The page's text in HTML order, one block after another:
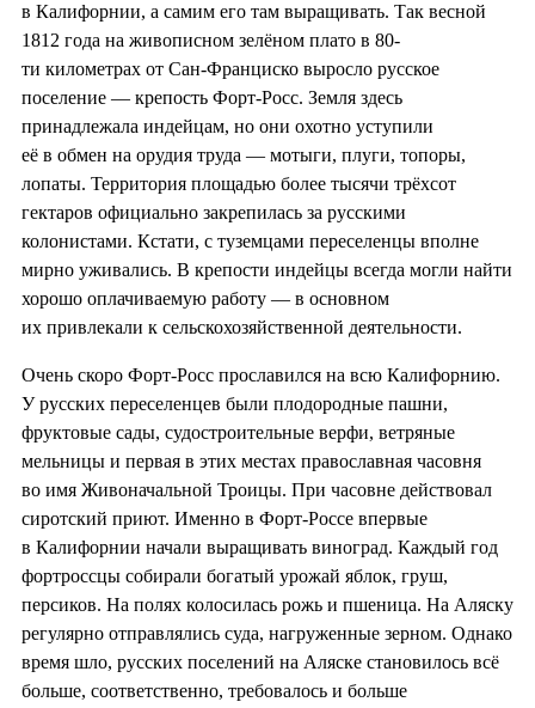
в Калифорнии, а самим его там выращивать. Так весной
1812 года на живописном зелёном плато в 80-
ти километрах от Сан-Франциско выросло русское
поселение — крепость Форт-Росс. Земля здесь
принадлежала индейцам, но они охотно уступили
её в обмен на орудия труда — мотыги, плуги, топоры,
лопаты. Территория площадью более тысячи трёхсот
гектаров официально закрепилась за русскими
колонистами. Кстати, с туземцами переселенцы вполне
мирно уживались. В крепости индейцы всегда могли найти
хорошо оплачиваемую работу — в основном
их привлекали к сельскохозяйственной деятельности.
Очень скоро Форт-Росс прославился на всю Калифорнию.
У русских переселенцев были плодородные пашни,
фруктовые сады, судостроительные верфи, ветряные
мельницы и первая в этих местах православная часовня
во имя Живоначальной Троицы. При часовне действовал
сиротский приют. Именно в Форт-Россе впервые
в Калифорнии начали выращивать виноград. Каждый год
фортроссцы собирали богатый урожай яблок, груш,
персиков. На полях колосилась рожь и пшеница. На Аляску
регулярно отправлялись суда, нагруженные зерном. Однако
время шло, русских поселений на Аляске становилось всё
больше, соответственно, требовалось и больше